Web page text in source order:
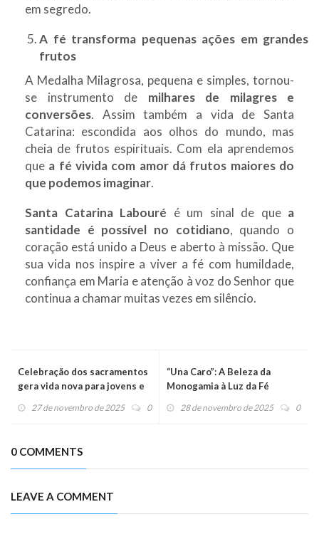
em segredo.
A fé transforma pequenas ações em grandes
frutos
A Medalha Milagrosa, pequena e simples, tornou-
se instrumento de milhares de milagres e
conversões. Assim também a vida de Santa
Catarina: escondida aos olhos do mundo, mas
cheia de frutos espirituais. Com ela aprendemos
que a fé vivida com amor dá frutos maiores do
que podemos imaginar.
Santa Catarina Labouré é um sinal de que a
santidade é possível no cotidiano, quando o
coração está unido a Deus e aberto à missão. Que
sua vida nos inspire a viver a fé com humildade,
confiança em Maria e atenção à voz do Senhor que
continua a chamar muitas vezes em silêncio.
Celebração dos sacramentos
gera vida nova para jovens e
27 de novembro de 2025 0
“Una Caro”: A Beleza da
Monogamia à Luz da Fé
28 de novembro de 2025 0
0 COMMENTS
LEAVE A COMMENT